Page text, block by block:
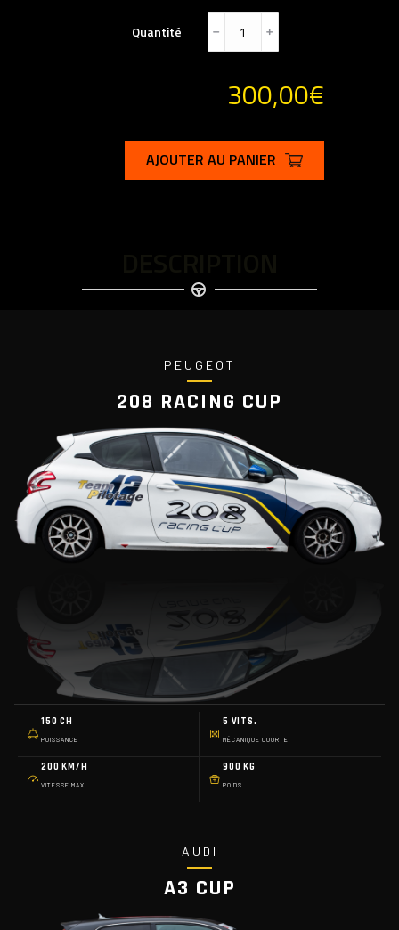
Quantité ﹣ ﹢
300,00€
AJOUTER AU PANIER
PEUGEOT
208 RACING CUP
150 CH
PUISSANCE
5 VITS.
MÉCANIQUE COURTE
200 KM/H
VITESSE MAX
900 KG
POIDS
AUDI
A3 CUP